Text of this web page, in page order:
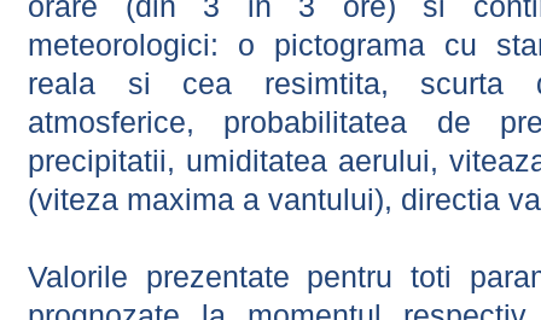
meteorologici: o pictograma cu
reala si cea resimtita, scurta
atmosferice, probabilitatea de
precipitatii, umiditatea aerului,
(viteza maxima a vantului), directia
Valorile prezentate pentru toti